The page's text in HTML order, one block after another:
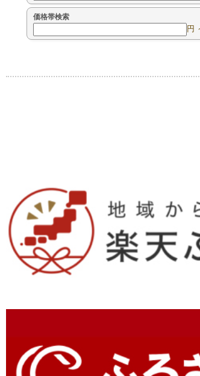
価格帯検索
円